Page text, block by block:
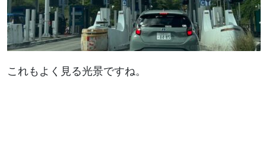
これもよく見る光景ですね。